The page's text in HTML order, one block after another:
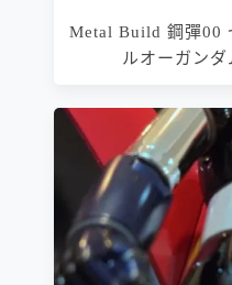
Metal Build 鋼彈00
ルオーガン